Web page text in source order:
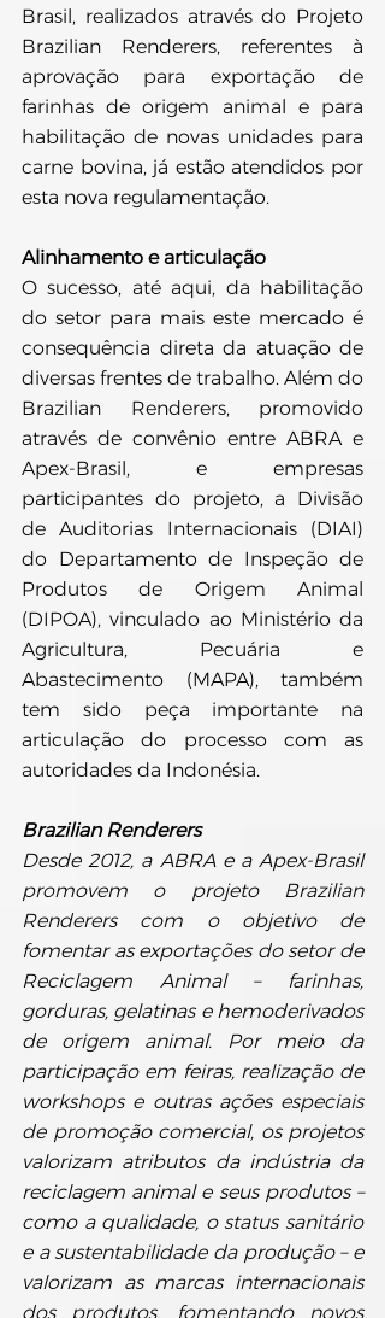
Brasil, realizados através do Projeto
Brazilian Renderers, referentes à
aprovação para exportação de
farinhas de origem animal e para
habilitação de novas unidades para
carne bovina, já estão atendidos por
esta nova regulamentação.
Alinhamento e articulação
O sucesso, até aqui, da habilitação
do setor para mais este mercado é
consequência direta da atuação de
diversas frentes de trabalho. Além do
Brazilian Renderers, promovido
através de convênio entre ABRA e
Apex-Brasil, e empresas
participantes do projeto, a Divisão
de Auditorias Internacionais (DIAI)
do Departamento de Inspeção de
Produtos de Origem Animal
(DIPOA), vinculado ao Ministério da
Agricultura, Pecuária e
Abastecimento (MAPA), também
tem sido peça importante na
articulação do processo com as
autoridades da Indonésia.
Brazilian Renderers
Desde 2012, a ABRA e a Apex-Brasil
promovem o projeto Brazilian
Renderers com o objetivo de
fomentar as exportações do setor de
Reciclagem Animal – farinhas,
gorduras, gelatinas e hemoderivados
de origem animal. Por meio da
participação em feiras, realização de
workshops e outras ações especiais
de promoção comercial, os projetos
valorizam atributos da indústria da
reciclagem animal e seus produtos –
como a qualidade, o status sanitário
e a sustentabilidade da produção – e
valorizam as marcas internacionais
dos produtos, fomentando novos